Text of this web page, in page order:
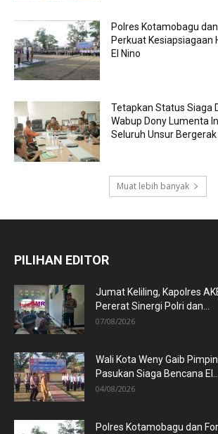
Polres Kotamobagu
Perkuat Kesiapsiagaan
El Nino
Tetapkan Status Siaga
Wabup Dony Lumenta
Seluruh Unsur
Muat lebih banyak
PILIHAN EDITOR
Jumat Keliling, Kapolres
Pererat Sinergi Polri dan...
07/08/2026
Wali Kota Weny Gaib
Pasukan Siaga Bencana El...
04/08/2026
Polres Kotamobagu dan